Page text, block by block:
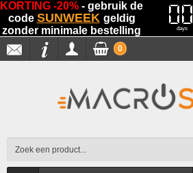
KORTING -20% - gebruik de
code SUNWEEK geldig
zonder minimale bestelling
00
00
days
0